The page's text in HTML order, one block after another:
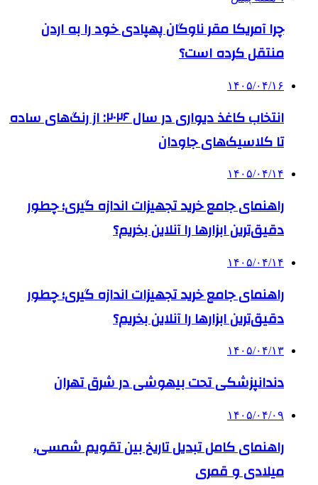
چرا آمریکا مقر ناوگان پهپادی خود را به اردن
منتقل کرده است؟
۱۴۰۵/۰۴/۱۶
انتخاب کاغذ دیواری در سال ۲۰۲۶: از رنگ‌های ساده
تا کلاسیک‌های جاودان
۱۴۰۵/۰۴/۱۴
راهنمای جامع خرید تجهیزات اندازه گیری؛ چطور
دقیق‌ترین ابزارها را آنلاین بخریم؟
۱۴۰۵/۰۴/۱۴
راهنمای جامع خرید تجهیزات اندازه گیری؛ چطور
دقیق‌ترین ابزارها را آنلاین بخریم؟
۱۴۰۵/۰۴/۱۳
دندانپزشکی تحت بیهوشی در شرق تهران
۱۴۰۵/۰۴/۰۹
راهنمای کامل تبدیل تاریخ بین تقویم شمسی،
میلادی و قمری